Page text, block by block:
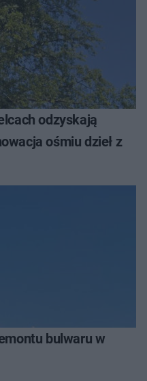
odzyskają
ośmiu dzieł z
bulwaru w